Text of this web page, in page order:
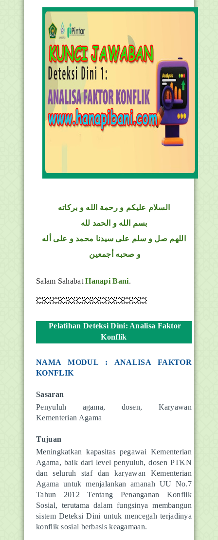
السلام عليكم و رحمة الله و بركاته
بسم الله و الحمد لله
اللهم صل و سلم على سيدنا محمد و على أله
و صحبه أجمعين
Salam SahabatHanapi Bani.
💥💥💥💥💥💥💥💥💥💥💥💥💥💥
Pelatihan Deteksi Dini: Analisa Faktor
Konflik
NAMA MODUL : ANALISA FAKTOR
KONFLIK
Sasaran
Penyuluh agama, dosen, Karyawan
Kementerian Agama
Tujuan
Meningkatkan kapasitas pegawai Kementerian
Agama, baik dari level penyuluh, dosen PTKN
dan seluruh staf dan karyawan Kementerian
Agama untuk menjalankan amanah UU No.7
Tahun 2012 Tentang Penanganan Konflik
Sosial, terutama dalam fungsinya membangun
sistem Deteksi Dini untuk mencegah terjadinya
konflik sosial berbasis keagamaan.